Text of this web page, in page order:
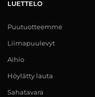
LUETTELO
Puutuotteemme
Liimapuulevyt
Aihio
Höylätty lauta
Sahatavara